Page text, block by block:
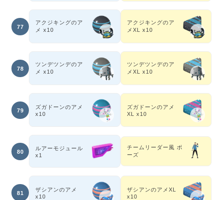
77
アクジキングのア
メ x10
アクジキングのア
メXL x10
78
ツンデツンデのア
メ x10
ツンデツンデのア
メXL x10
79
ズガドーンのアメ
x10
ズガドーンのアメ
XL x10
80
ルアーモジュール
x1
チームリーダー風 ポ
ーズ
81
ザシアンのアメ
x10
ザシアンのアメXL
x10